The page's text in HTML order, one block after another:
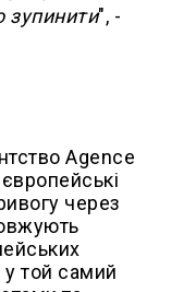
зупинити", -
Agence
через
у той самий